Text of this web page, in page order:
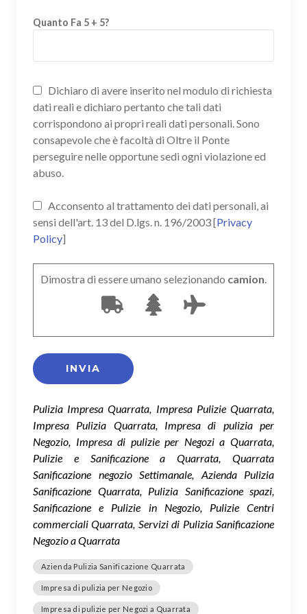
Quanto Fa 5 + 5?
Dichiaro di avere inserito nel modulo di richiesta
dati reali e dichiaro pertanto che tali dati
corrispondono ai propri reali dati personali. Sono
consapevole che è facoltà di Oltre il Ponte
perseguire nelle opportune sedi ogni violazione ed
abuso.
Acconsento al trattamento dei dati personali, ai
sensi dell'art. 13 del D.lgs. n. 196/2003 [Privacy
Policy]
Dimostra di essere umano selezionando camion
Pulizia Impresa Quarrata, Impresa Pulizie Quarrata,
Impresa Pulizia Quarrata, Impresa di pulizia per
Negozio, Impresa di pulizie per Negozi a Quarrata,
Pulizie e Sanificazione a Quarrata, Quarrata
Sanificazione negozio Settimanale, Azienda Pulizia
Sanificazione Quarrata, Pulizia Sanificazione spazi,
Sanificazione e Pulizie in Negozio, Pulizie Centri
commerciali Quarrata, Servizi di Pulizia Sanificazione
Negozio a Quarrata
Azienda Pulizia Sanificazione Quarrata
Impresa di pulizia per Negozio
Impresa di pulizie per Negozi a Quarrata